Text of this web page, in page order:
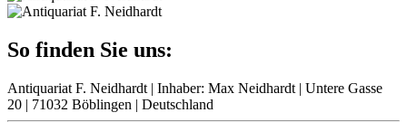
So finden Sie uns:
+
Antiquariat F. Neidhardt | Inhaber: Max Neidhardt | Untere Gasse
20 | 71032 Böblingen | Deutschland